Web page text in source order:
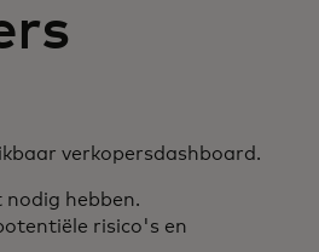
verkopersdashboard.
nodig hebben.
risico's en